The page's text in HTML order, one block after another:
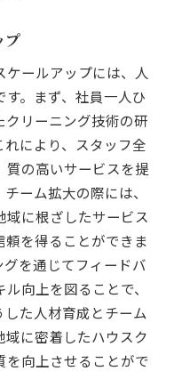
ービスと特典
ングサービスの拡
レンド把握
ケティング施策
規顧客獲得
な対応策
よる環境への配慮
レーション戦略
を最適化するため
プ
ールアップには、人
。まず、社員一人ひ
クリーニング技術の研
により、スタッフ全
質の高いサービスを提
ーム拡大の際には、
に根ざしたサービス
を得ることができま
を通じてフィードバ
向上を図ることで、
た人材育成とチーム
に密着したハウスク
を向上させることがで